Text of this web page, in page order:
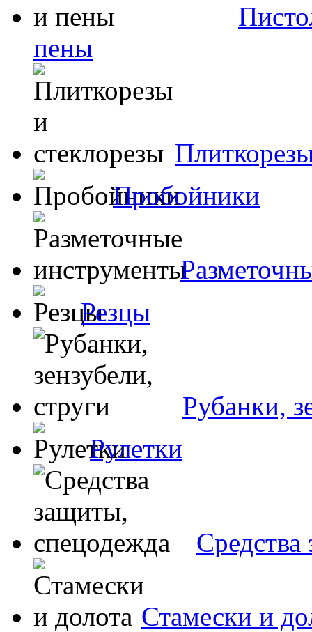
пены
Пробойники
Резцы
Рубанки,
Рулетки
Стамески и